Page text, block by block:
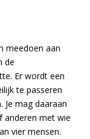
meedoen aan
de
Er wordt een
te passeren
Je mag daaraan
anderen met wie
vier mensen.